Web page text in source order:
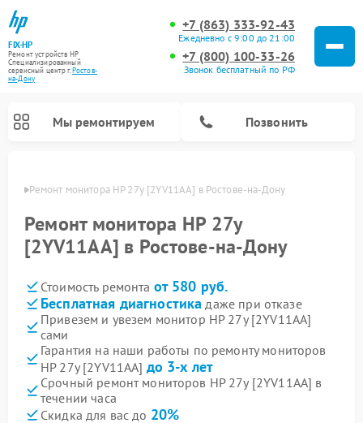
FIX-HP
Ремонт устройств HP
Специализированный
cервисный центр г.Ростов-
на-Дону
+7 (863) 333-92-43
Ежедневно с 9:00 до 21:00
+7 (800) 100-33-26
Звонок бесплатный по РФ
Мы ремонтируем Позвонить
Ремонт монитора HP 27y [2YV11AA] в Ростове-на-Дону
Ремонт монитора HP 27y
[2YV11AA] в Ростове-на-Дону
Стоимость ремонта от 580 руб.
Бесплатная диагностика даже при отказе
Привезем и увезем монитор HP 27y [2YV11AA]
сами
Гарантия на наши работы по ремонту мониторов
HP 27y [2YV11AA] до 3-х лет
Срочный ремонт мониторов HP 27y [2YV11AA] в
течении часа
Скидка для вас до 20%